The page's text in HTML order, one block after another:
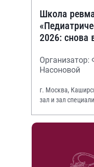
Школа
2026: снова
Насоновой
г. Москва,
зал и зал